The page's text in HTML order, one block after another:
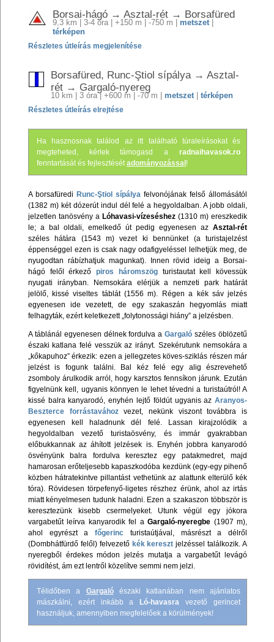
Borsai-hágó → Asztal-rét → Borsafüred
9,3 km | 3-4 óra | +150 m | -750 m | metszet|
térképen
Részletes útleírás megjelenítése
Borsafüred, Runc-Ştiol sípálya → Asztal-
rét → Gargaló-nyereg
10 km | 3 óra | +600 m | -70 m | metszet| térképen
Részletes útleírás elrejtése
Ha hasznosnak találod az itt található túraleírásokat és
megteheted, kérlek támogasd aradnaihavasok.ro
fenntartását és fejlesztésétadományozással!
A borsafüredi Runc-Ştiol sípálya felvonójának felső állomásától
(1382 m) két dózerút indul dél felé a hegyoldalban. A jobb oldali,
jelzetlen tanösvény a Lóhavasi-vízeséshez (1310 m) ereszkedik
le; a bal oldali, emelkedő út pedig egyenesen azAsztal-rét
széles hátára (1543 m) vezet ki bennünket (a turistajelzést
éppenséggel ezen is csak nagy odafigyeléssel lelhetjük meg, de
nyugodtan rábízhatjuk magunkat). Innen rövid ideig a Borsai-
hágó felől érkezőpiros háromszögturistautat kell kövessük
nyugati irányban. Nemsokára elérjük a nemzeti park határát
jelölő, kissé viseltes táblát (1556 m). Régen a kék sáv jelzés
egyenesen ide vezetett, de egy szakaszán hegyomlás miatt
felhagyták, ezért keletkezett „folytonossági hiány” a jelzésben.
A táblánál egyenesen délnek fordulva aGargaló széles öblözetű
északi katlana felé vesszük az irányt. Szekérutunk nemsokára a
„kőkapuhoz” érkezik: ezen a jellegzetes köves-sziklás részen már
jelzést is fogunk találni. Bal kéz felé egy alig észrevehető
zsomboly árulkodik arról, hogy karsztos fennsíkon járunk. Ezután
figyelnünk kell, ugyanis könnyen le lehet tévedni a turistaútról! A
kissé balra kanyarodó, enyhén lejtő földút ugyanis azAranyos-
Beszterce forrástaváhozvezet, nekünk viszont továbbra is
egyenesen kell haladnunk dél felé. Lassan kirajzolódik a
hegyoldalban vezető turistaösvény, és immár gyakrabban
előbukkannak az áhított jelzések is. Enyhén jobbra kanyarodó
ösvényünk balra fordulva keresztez egy patakmedret, majd
hamarosan erőteljesebb kapaszkodóba kezdünk (egy-egy pihenő
közben hátratekintve pillantást vethetünk az alattunk elterülő kék
tóra). Rövidesen törpefenyő-ligetes részhez érünk, ahol az irtás
miatt kényelmesen tudunk haladni. Ezen a szakaszon többször is
keresztezünk kisebb csermelyeket. Utunk végül egy jókora
vargabetűt leírva kanyarodik fel aGargaló-nyeregbe (1907 m),
ahol egyrészt afőgerinc turistaútjával, másrészt a délről
(Dombhátfürdő felől) felvezető kék kereszt jelzéssel találkozik. A
nyeregből érdekes módon jelzés mutatja a vargabetűt levágó
rövidítést, ám ezt lentről közelítve semmi nem jelzi.
Télidőben a Gargalóészaki katlanában nem ajánlatos
mászkálni, ezért inkább aLó-havasra vezető gerincet
használjuk, amennyiben megfelelőek a körülmények!